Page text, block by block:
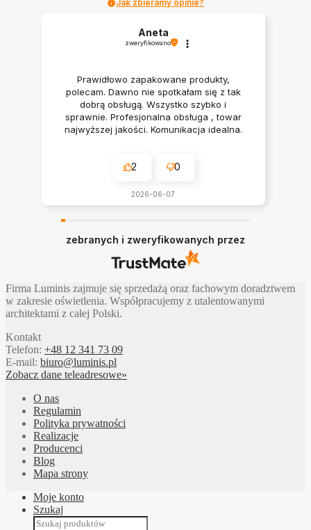
Jak zbieramy opinie?
Aneta
zweryfikowano
Prawidłowo zapakowane produkty,
polecam. Dawno nie spotkałam się z tak
dobrą obsługą. Wszystko szybko i
sprawnie. Profesjonalna obsługa , towar
najwyższej jakości. Komunikacja idealna.
2 0
2026-06-07
zebranych i zweryfikowanych przez
Firma Luminis zajmuje się sprzedażą oraz fachowym doradztwem
w zakresie oświetlenia. Współpracujemy z utalentowanymi
architektami z całej Polski.
Kontakt
Telefon: +48 12 341 73 09
E-mail: biuro@luminis.pl
Zobacz dane teleadresowe»
O nas
Regulamin
Polityka prywatności
Realizacje
Producenci
Blog
Mapa strony
Moje konto
Szukaj
Wyszukiwarka